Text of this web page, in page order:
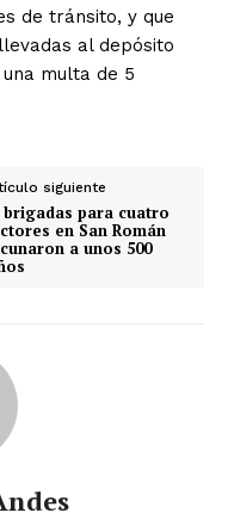
de tránsito, y que
al depósito
multa de 5
siguiente
brigadas para cuatro
en San Román
a unos 500